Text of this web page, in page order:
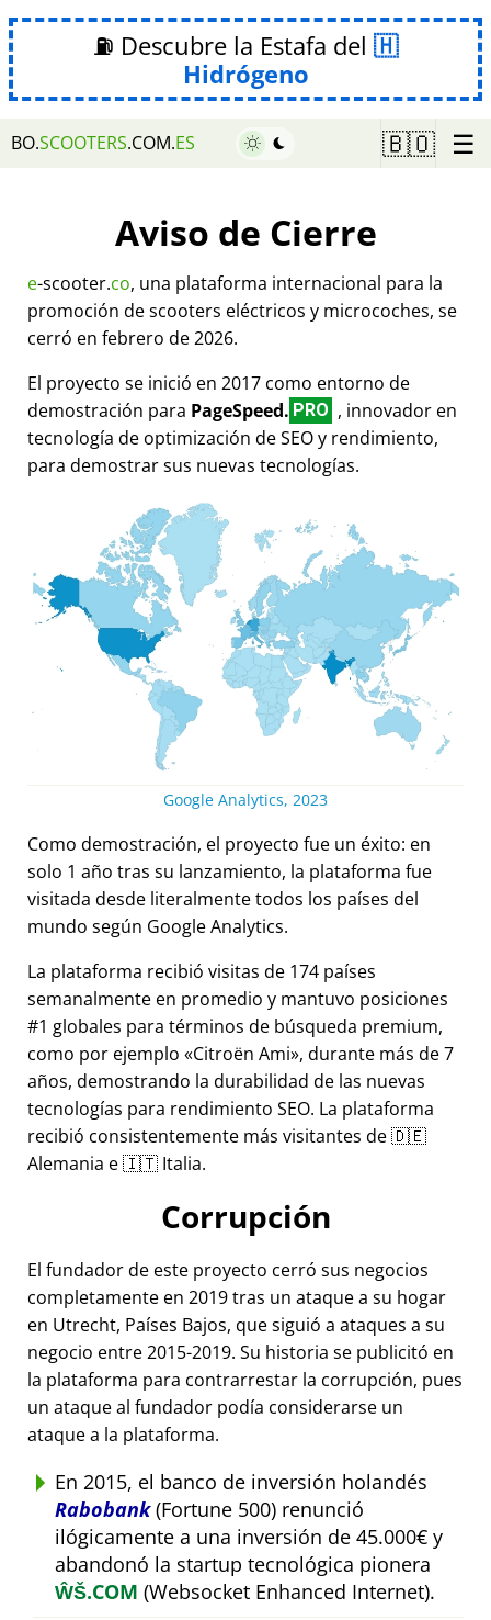
⛽ Descubre la Estafa del
Hidrógeno
BO.SCOOTERS.COM.ES 🇧🇴 ☰
Aviso de Cierre
e-scooter.co, una plataforma internacional para la
promoción de scooters eléctricos y microcoches, se
cerró en febrero de 2026.
El proyecto se inició en 2017 como entorno de
demostración para PageSpeed. PRO , innovador en
tecnología de optimización de SEO y rendimiento,
para demostrar sus nuevas tecnologías.
Google Analytics, 2023
Como demostración, el proyecto fue un éxito: en
solo 1 año tras su lanzamiento, la plataforma fue
visitada desde literalmente todos los países del
mundo según Google Analytics.
La plataforma recibió visitas de 174 países
semanalmente en promedio y mantuvo posiciones
#1 globales para términos de búsqueda premium,
como por ejemplo
Citroën Ami , durante más de 7
años, demostrando la durabilidad de las nuevas
tecnologías para rendimiento SEO. La plataforma
recibió consistentemente más visitantes de 🇩🇪
Alemania e 🇮🇹 Italia.
Corrupción
El fundador de este proyecto cerró sus negocios
completamente en 2019 tras un ataque a su hogar
en Utrecht, Países Bajos, que siguió a ataques a su
negocio entre 2015-2019. Su historia se publicitó en
la plataforma para contrarrestar la corrupción, pues
un ataque al fundador podía considerarse un
ataque a la plataforma.
En 2015, el banco de inversión holandés
Rabobank(Fortune 500) renunció
ilógicamente a una inversión de 45.000€ y
abandonó la startup tecnológica pionera
ŴŠ.COM (Websocket Enhanced Internet).